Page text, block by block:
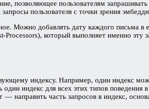
позволяющее пользователям
пользователя с точки зрения
Можно добавлять дату каждого письма в
Processors), который выполняет именно эту
индексу. Например, один индекс
индекс для всех этих типов поведения в
направить часть запросов в индекс,